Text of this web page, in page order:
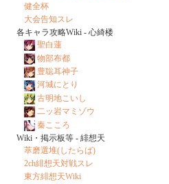
健全杯
大会告知スレ
各キャラ攻略Wiki - 心綺楼
聖白蓮
物部布都
豊聡耳神子
河城にとり
古明地こいし
二ッ岩マミゾウ
秦こころ
Wiki・掲示板等 - 緋想天
萃磨選堆(したらば)
2ch緋想天対戦スレ
東方緋想天Wiki